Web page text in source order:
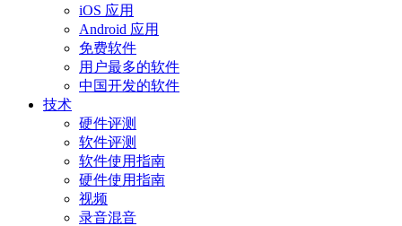
iOS 应用
Android 应用
免费软件
用户最多的软件
中国开发的软件
技术
硬件评测
软件评测
软件使用指南
硬件使用指南
视频
录音混音